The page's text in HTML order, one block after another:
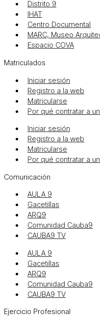
Distrito 9
IHAT
Centro Documental
MARC, Museo
Espacio COVA
Matriculados
Iniciar sesión
Registro a la web
Matricularse
Por qué contratar a
Iniciar sesión
Registro a la web
Matricularse
Por qué contratar a
Comunicación
AULA 9
Gacetillas
ARQ9
Comunidad Cauba9
CAUBA9 TV
AULA 9
Gacetillas
ARQ9
Comunidad Cauba9
CAUBA9 TV
Ejercicio Profesional